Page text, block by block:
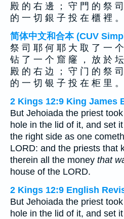
殿 的 右 邊 ； 守 門 的 祭
的 一 切 銀 子 投 在 櫃 裡 。
简体中文和合本 (CUV
祭 司 耶 何 耶 大 取 了 一
钻 了 一 个 窟 窿 ， 放 於
殿 的 右 边 ； 守 门 的 祭
的 一 切 银 子 投 在 柜 里 。
2 Kings 12:9 King James
But Jehoiada the priest
hole in the lid of it, and set
the right side as one
LORD: and the priests that
therein all the money that
house of the LORD.
2 Kings 12:9 English
But Jehoiada the priest
hole in the lid of it, and set